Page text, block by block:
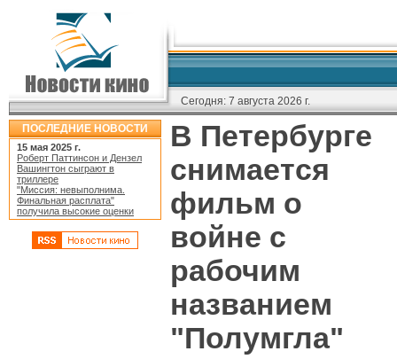
Сегодня: 7 августа 2026 г.
ПОСЛЕДНИЕ НОВОСТИ
15 мая 2025 г.
Роберт Паттинсон и Дензел
Вашингтон сыграют в
триллере
"Миссия: невыполнима.
Финальная расплата"
получила высокие оценки
В Петербурге
снимается
фильм о
войне с
рабочим
названием
"Полумгла"